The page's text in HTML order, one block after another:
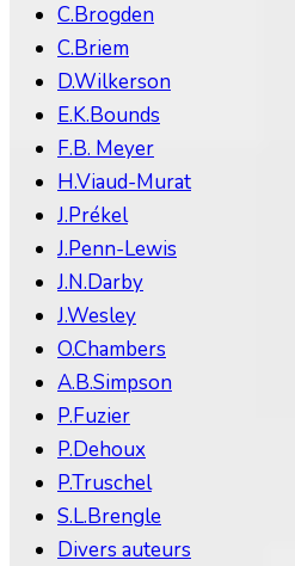
C.Brogden
C.Briem
D.Wilkerson
E.K.Bounds
F.B. Meyer
H.Viaud-Murat
J.Prékel
J.Penn-Lewis
J.N.Darby
J.Wesley
O.Chambers
A.B.Simpson
P.Fuzier
P.Dehoux
P.Truschel
S.L.Brengle
Divers auteurs